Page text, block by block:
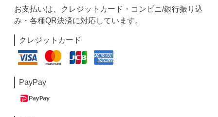
お支払いは、クレジットカード・コンビニ/銀行振り込
み・各種QR決済に対応しています。
クレジットカード
PayPay